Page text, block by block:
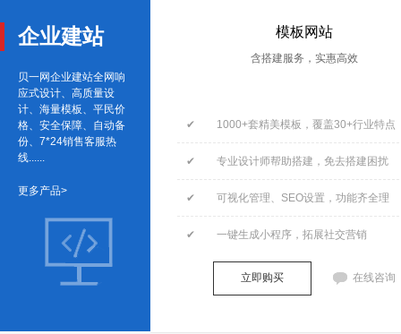
企业建站
贝一网企业建站全网响
应式设计、高质量设
计、海量模板、平民价
格、安全保障、自动备
份、7*24销售客服热
线......
更多产品>
模板网站
含搭建服务，实惠高效
✔ 1000+套精美模板，覆盖30+行业特点
✔ 专业设计师帮助搭建，免去搭建困扰
✔ 可视化管理、SEO设置，功能齐全理
✔ 一键生成小程序，拓展社交营销
立即购买 在线咨询